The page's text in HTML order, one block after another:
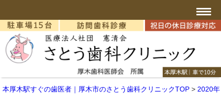
本厚木駅すぐの歯医者｜厚木市のさとう歯科クリニックTOP > 2020年